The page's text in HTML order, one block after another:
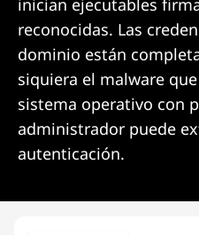
reconocidas. Las
dominio están
siquiera el malware
sistema operativo con
administrador puede
autenticación.